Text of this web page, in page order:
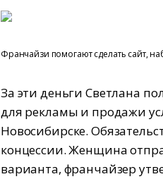
Франчайзи помогают сделать сайт,
За эти деньги Светлана
для рекламы и продажи
Новосибирске.
концессии. Женщина
варианта, франчайзер